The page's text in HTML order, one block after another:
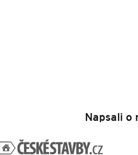
Napsali o